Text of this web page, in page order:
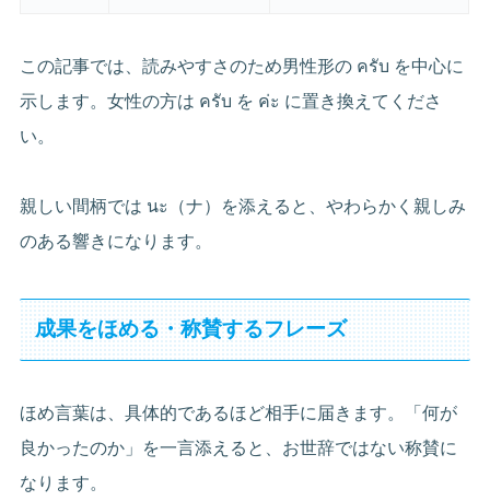
この記事では、読みやすさのため男性形の ครับ を中心に
示します。女性の方は ครับ を ค่ะ に置き換えてくださ
い。
親しい間柄では นะ（ナ）を添えると、やわらかく親しみ
のある響きになります。
成果をほめる・称賛するフレーズ
ほめ言葉は、具体的であるほど相手に届きます。「何が
良かったのか」を一言添えると、お世辞ではない称賛に
なります。